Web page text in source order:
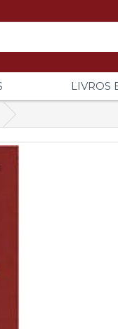
LIVROS